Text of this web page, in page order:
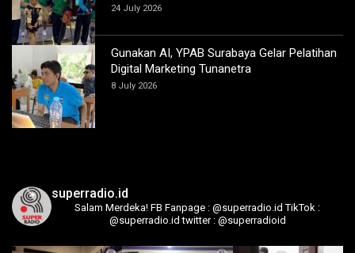
24 July 2026
Gunakan AI, YPAB Surabaya Gelar Pelatihan
Digital Marketing Tunanetra
8 July 2026
superradio.id
Salam Merdeka! FB Fanpage : @superradio.id TikTok :
@superradio.id twitter : @superradioid